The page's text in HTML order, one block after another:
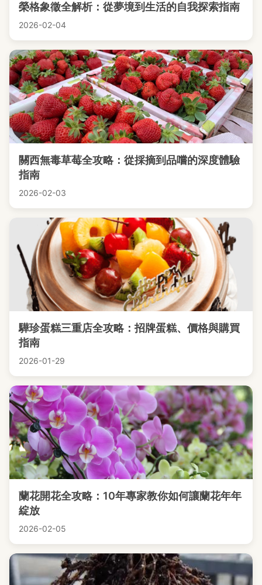
榮格象徵全解析：從夢境到生活的自我探索指南
2026-02-04
關西無毒草莓全攻略：從採摘到品嚐的深度體驗
指南
2026-02-03
驊珍蛋糕三重店全攻略：招牌蛋糕、價格與購買
指南
2026-01-29
蘭花開花全攻略：10年專家教你如何讓蘭花年年
綻放
2026-02-05